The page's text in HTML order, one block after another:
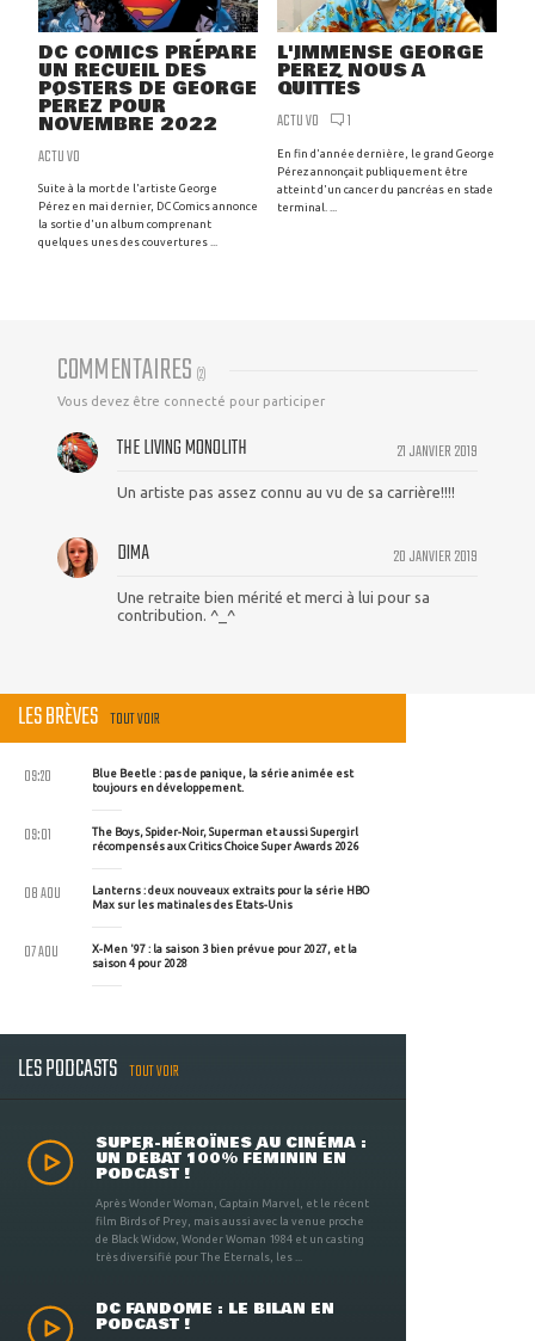
DC COMICS PRÉPARE
UN RECUEIL DES
POSTERS DE GEORGE
PÉREZ POUR
NOVEMBRE 2022
ACTU VO
Suite à la mort de l'artiste George
Pérez en mai dernier, DC Comics annonce
la sortie d'un album comprenant
quelques unes des couvertures ...
L'IMMENSE GEORGE
PÉREZ NOUS A
QUITTÉS
ACTU VO 1
En fin d'année dernière, le grand George
Pérez annonçait publiquement être
atteint d'un cancer du pancréas en stade
terminal. ...
COMMENTAIRES (2)
Vous devez être connecté pour participer
21 JANVIER 2019
THE LIVING MONOLITH
Un artiste pas assez connu au vu de sa carrière!!!!
20 JANVIER 2019
DIMA
Une retraite bien mérité et merci à lui pour sa
contribution. ^_^
LES BRÈVES TOUT VOIR
Blue Beetle : pas de panique, la série animée est
toujours en développement.
09:20
The Boys, Spider-Noir, Superman et aussi Supergirl
récompensés aux Critics Choice Super Awards 2026
09:01
Lanterns : deux nouveaux extraits pour la série HBO
Max sur les matinales des Etats-Unis
08 AOU
X-Men '97 : la saison 3 bien prévue pour 2027, et la
saison 4 pour 2028
07 AOU
LES PODCASTS TOUT VOIR
SUPER-HÉROÏNES AU CINÉMA :
UN DÉBAT 100% FÉMININ EN
PODCAST !
Après Wonder Woman, Captain Marvel, et le récent
film Birds of Prey, mais aussi avec la venue proche
de Black Widow, Wonder Woman 1984 et un casting
très diversifié pour The Eternals, les ...
DC FANDOME : LE BILAN EN
PODCAST !